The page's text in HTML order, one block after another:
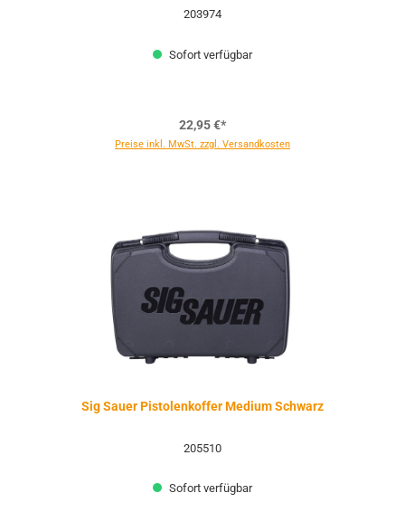
203974
Sofort verfügbar
22,95 €*
Preise inkl. MwSt. zzgl. Versandkosten
Sig Sauer Pistolenkoffer Medium Schwarz
205510
Sofort verfügbar